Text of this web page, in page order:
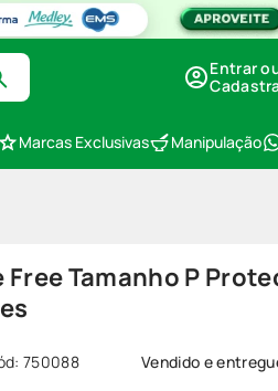
Entrar
Marcas Exclusivas Manipulação
Free Tamanho P
: 750088 Vendido e